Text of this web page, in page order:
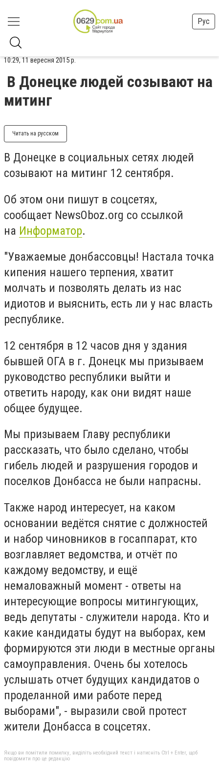
Рус
10:29, 11 вересня 2015 р.
В Донецке людей созывают на
митинг
Читать на русском
В Донецке в социальных сетях людей
созывают на митинг 12 сентября.
Об этом они пишут в соцсетях,
сообщает NewsOboz.org со ссылкой
на Информатор.
"Уважаемые донбассовцы! Настала точка
кипения нашего терпения, хватит
молчать и позволять делать из нас
идиотов и выяснить, есть ли у нас власть
республике.
12 сентября в 12 часов дня у здания
бывшей ОГА в г. Донецк мы призываем
руководство республики выйти и
ответить народу, как они видят наше
общее будущее.
Мы призываем Главу республики
рассказать, что было сделано, чтобы
гибель людей и разрушения городов и
поселков Донбасса не были напрасны.
Также народ интересует, на каком
основании ведётся снятие с должностей
и набор чиновников в госаппарат, кто
возглавляет ведомства, и отчёт по
каждому ведомству, и ещё
немаловажный момент - ответы на
интересующие вопросы митингующих,
ведь депутаты - служители народа. Кто и
какие кандидаты будут на выборах, кем
формируются эти люди в местные органы
самоуправления. Очень бы хотелось
услышать отчет будущих кандидатов о
проделанной ими работе перед
выборами", - выразили свой протест
жители Донбасса в соцсетях.
Якщо ви помітили помилку, виділіть необхідний текст і натисніть Ctrl + Enter, щоб
повідомити про це редакцію